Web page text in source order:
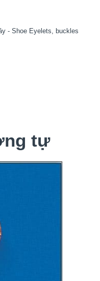
- Shoe Eyelets, buckles
tự